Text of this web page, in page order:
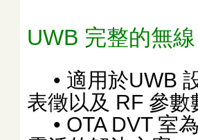
UWB 完整的無
• 適用於UWB
表徵以及 RF 參
• OTA DVT 室